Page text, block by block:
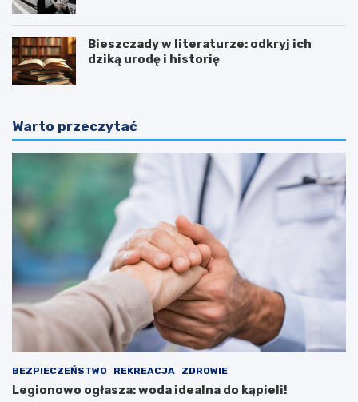
Bieszczady w literaturze: odkryj ich
dziką urodę i historię
Warto przeczytać
BEZPIECZEŃSTWO REKREACJA ZDROWIE
Legionowo ogłasza: woda idealna do kąpieli!